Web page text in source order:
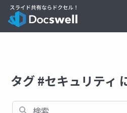
タグ #セキュリティ
検索